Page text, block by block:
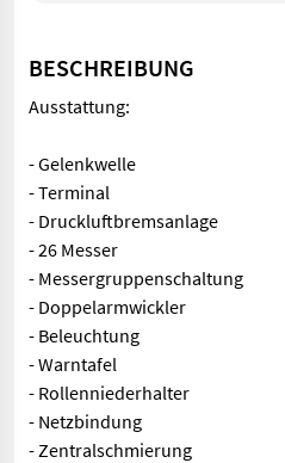
BESCHREIBUNG
Ausstattung:
- Gelenkwelle
- Terminal
- Druckluftbremsanlage
- 26 Messer
- Messergruppenschaltung
- Doppelarmwickler
- Beleuchtung
- Warntafel
- Rollenniederhalter
- Netzbindung
- Zentralschmierung